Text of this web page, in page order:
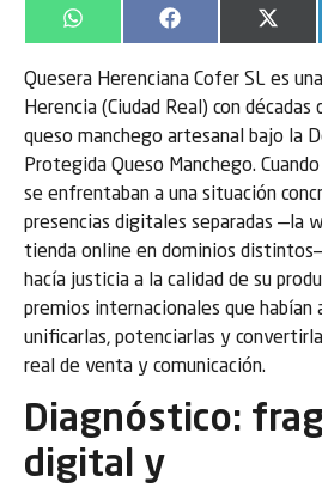
WhatsApp Facebook
X
Quesera Herenciana Cofer SL es
Herencia (Ciudad Real) con
queso manchego artesanal bajo la
Protegida Queso Manchego.
se enfrentaban a una situación
presencias digitales separadas —la
tienda online en dominios
hacía justicia a la calidad de su
premios internacionales que habían
unificarlas, potenciarlas y
real de venta y comunicación.
Diagnóstico:
digital y